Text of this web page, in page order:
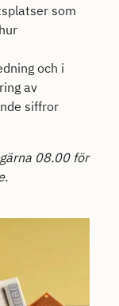
som
och i
av
siffror
08.00 för